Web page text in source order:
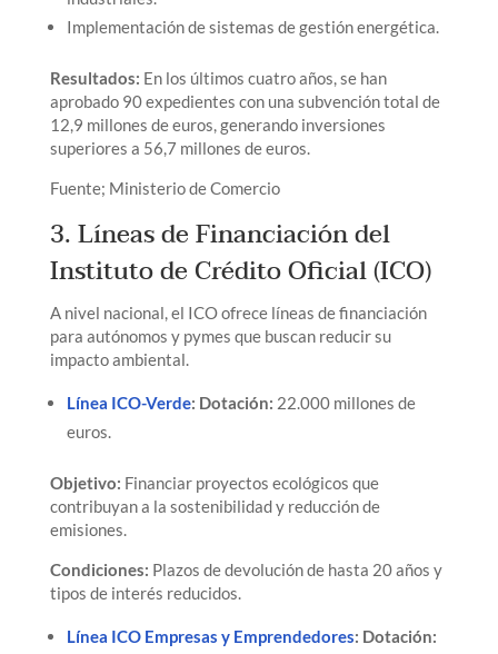
Implementación de sistemas de gestión energética.
Resultados: En los últimos cuatro años, se han
aprobado 90 expedientes con una subvención total de
12,9 millones de euros, generando inversiones
superiores a 56,7 millones de euros.
Fuente; Ministerio de Comercio
3. Líneas de Financiación del
Instituto de Crédito Oficial (ICO)
A nivel nacional, el ICO ofrece líneas de financiación
para autónomos y pymes que buscan reducir su
impacto ambiental.
Línea ICO-Verde: Dotación: 22.000 millones de
euros.
Objetivo: Financiar proyectos ecológicos que
contribuyan a la sostenibilidad y reducción de
emisiones.
Condiciones: Plazos de devolución de hasta 20 años y
tipos de interés reducidos.
Línea ICO Empresas y Emprendedores: Dotación: